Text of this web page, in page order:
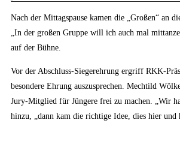
Nach der Mittagspause kamen die „Großen“ an
„In der großen Gruppe will ich auch mal
auf der Bühne.
Vor der Abschluss-Siegerehrung ergriff RKK-
besondere Ehrung auszusprechen. Mechtild
Jury-Mitglied für Jüngere frei zu machen. „Wir
hinzu, „dann kam die richtige Idee, dies hier